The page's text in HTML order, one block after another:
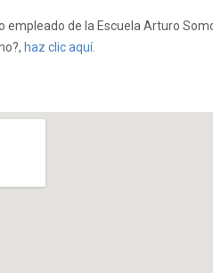
empleado de la Escuela Arturo
haz clic aquí.